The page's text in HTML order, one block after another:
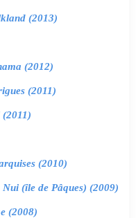
(2013)
(2012)
(2011)
(2010)
(île de Pâques) (2009)
(2008)